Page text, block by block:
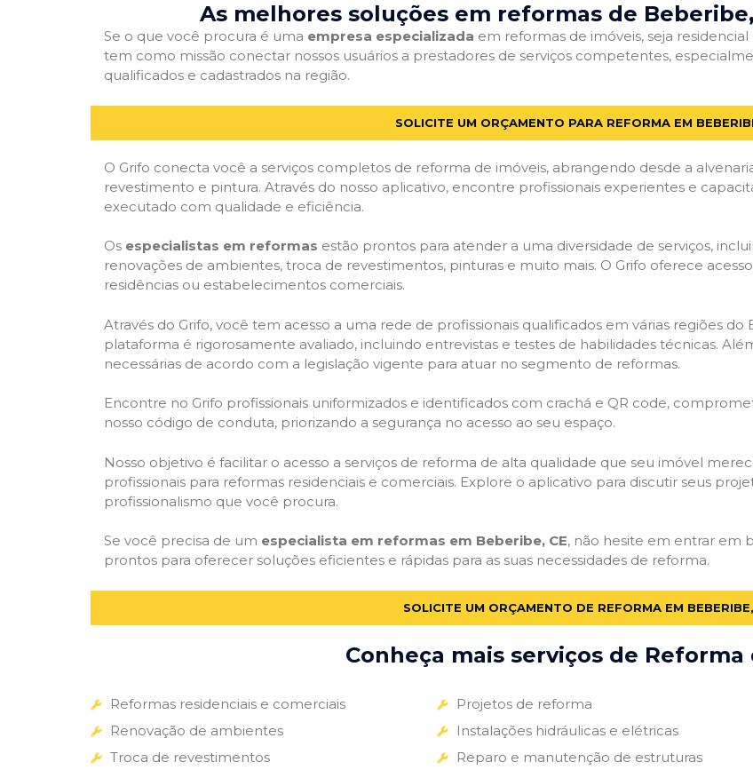
As melhores soluções em reformas de Beberibe,
Se o que você procura é uma empresa especializada em reformas de imóveis, seja
tem como missão conectar nossos usuários a prestadores de serviços competentes,
qualificados e cadastrados na região.
SOLICITE UM ORÇAMENTO PARA REFORMA EM
O Grifo conecta você a serviços completos de reforma de imóveis, abrangendo desde a
revestimento e pintura. Através do nosso aplicativo, encontre profissionais experientes e
executado com qualidade e eficiência.
Os especialistas em reformas estão prontos para atender a uma diversidade de serviços,
renovações de ambientes, troca de revestimentos, pinturas e muito mais. O Grifo oferece
residências ou estabelecimentos comerciais.
Através do Grifo, você tem acesso a uma rede de profissionais qualificados em várias regiões
plataforma é rigorosamente avaliado, incluindo entrevistas e testes de habilidades técnicas.
necessárias de acordo com a legislação vigente para atuar no segmento de reformas.
Encontre no Grifo profissionais uniformizados e identificados com crachá e QR code,
nosso código de conduta, priorizando a segurança no acesso ao seu espaço.
Nosso objetivo é facilitar o acesso a serviços de reforma de alta qualidade que seu imóvel
profissionais para reformas residenciais e comerciais. Explore o aplicativo para discutir seus
profissionalismo que você procura.
Se você precisa de um especialista em reformas em Beberibe, CE, não hesite em entrar em
prontos para oferecer soluções eficientes e rápidas para as suas necessidades de reforma.
SOLICITE UM ORÇAMENTO DE REFORMA EM
Conheça mais serviços de Reforma
Reformas residenciais e comerciais
Renovação de ambientes
Troca de revestimentos
Projetos de reforma
Instalações hidráulicas e elétricas
Reparo e manutenção de estruturas